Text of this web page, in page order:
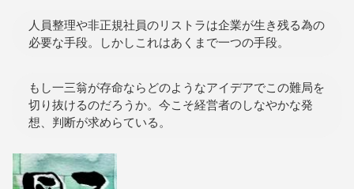
人員整理や非正規社員のリストラは企業が生き残る為の
必要な手段。しかしこれはあくまで一つの手段。
もし一三翁が存命ならどのようなアイデアでこの難局を
切り抜けるのだろうか。今こそ経営者のしなやかな発
想、判断が求めらている。